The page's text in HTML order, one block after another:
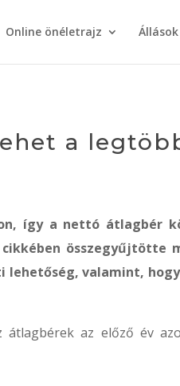
Online önéletrajz Állások
a
így a nettó átlagbér
összegyűjtötte
lehetőség, valamint,
átlagbérek az előző év